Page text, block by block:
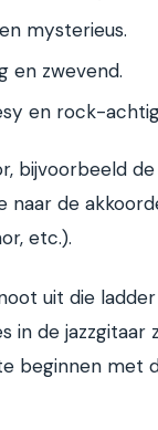
mysterieus.
en zwevend.
en rock-
bijvoorbeeld
naar de
etc.).
uit die
in de
beginnen met